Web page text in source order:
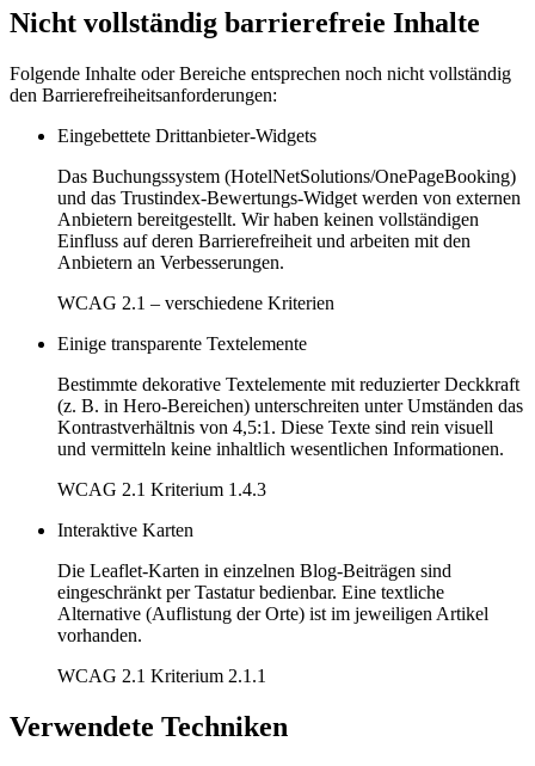
Nicht vollständig barrierefreie Inhalte
Folgende Inhalte oder Bereiche entsprechen noch nicht vollständig
den Barrierefreiheitsanforderungen:
Eingebettete Drittanbieter-Widgets
Das Buchungssystem (HotelNetSolutions/OnePageBooking)
und das Trustindex-Bewertungs-Widget werden von externen
Anbietern bereitgestellt. Wir haben keinen vollständigen
Einfluss auf deren Barrierefreiheit und arbeiten mit den
Anbietern an Verbesserungen.
WCAG 2.1 – verschiedene Kriterien
Einige transparente Textelemente
Bestimmte dekorative Textelemente mit reduzierter Deckkraft
(z. B. in Hero-Bereichen) unterschreiten unter Umständen das
Kontrastverhältnis von 4,5:1. Diese Texte sind rein visuell
und vermitteln keine inhaltlich wesentlichen Informationen.
WCAG 2.1 Kriterium 1.4.3
Interaktive Karten
Die Leaflet-Karten in einzelnen Blog-Beiträgen sind
eingeschränkt per Tastatur bedienbar. Eine textliche
Alternative (Auflistung der Orte) ist im jeweiligen Artikel
vorhanden.
WCAG 2.1 Kriterium 2.1.1
Verwendete Techniken